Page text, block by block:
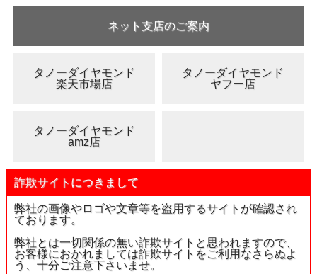
・お留めする宝石名
・宝石の大きさ(カラット、寸法など)
・ご希望のリングサイズ(リングの場合)
・その他ご要望、備考等
・ご希望のご連絡方法
・品番・・・AB12-A1234
・宝石名・・・ピンクダイヤモンド
・宝石の形状・・・ペアシェイプ
さ2.9mm)
・地金・・・Pt900
・リングサイズ・・・12.5号
・連絡方法・・・Eメール
>> セミオーダーお問合せフォーム
ご質問
(2) その他ご希望等ございましたら、合わせてお問合せ
ネット支店のご案内
タノーダイヤモンド
楽天市場店
タノーダイヤモンド
ヤフー店
タノーダイヤモンド
amz店
詐欺サイトにつきまして
弊社の画像やロゴや文章等を盗用するサイトが確認され
ております。
弊社とは一切関係の無い詐欺サイトと思われますので、
お客様におかれましては詐欺サイトをご利用なさらぬよ
う、十分ご注意下さいませ。